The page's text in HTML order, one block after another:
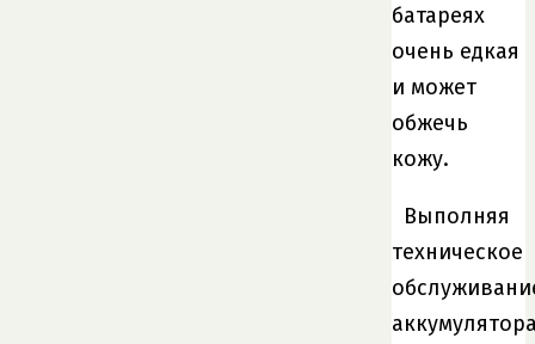
батареях
очень едкая
и может
обжечь
кожу.
Выполняя
техническое